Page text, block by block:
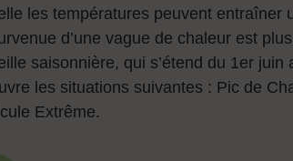
les températures peuvent
d’une vague de chaleur est
saisonnière, qui s’étend du 1er
les situations suivantes : Pic de
Extrême.